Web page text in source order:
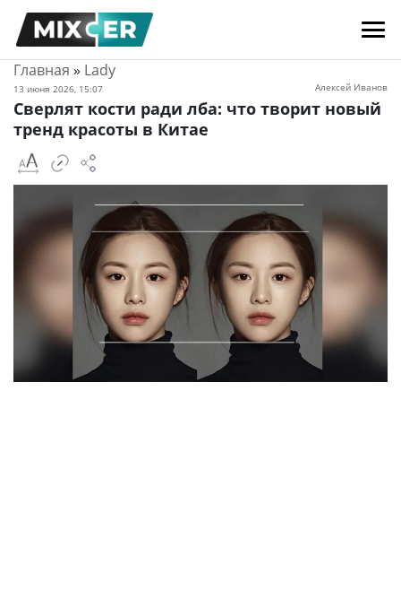
Главная » Lady
13 июня 2026, 15:07 Алексей Иванов
Сверлят кости ради лба: что творит новый
тренд красоты в Китае